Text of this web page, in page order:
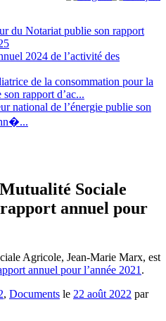
du Notariat publie son rapport
2024 de l’activité des
de la consommation pour la
rapport d’ac...
national de l’énergie publie son
Sociale
annuel pour
Agricole, Jean-Marie Marx, est
annuel pour l’année 2021 .
, Documents le 22 août 2022 par